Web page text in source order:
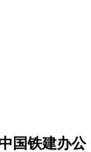
国铁建办公